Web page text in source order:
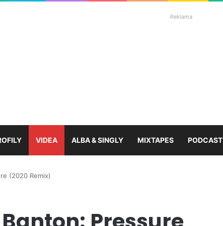
Reklama
VIDEA ALBA & SINGLY MIXTAPES PODCAST
(2020 Remix)